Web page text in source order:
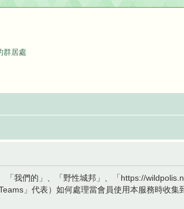
群居處
我們的」、「野性城邦」、「https://
」代表）如何處理當會員使用本服務時收